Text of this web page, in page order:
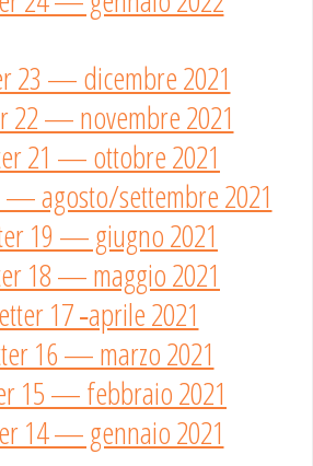
23 — dicembre 2021
22 — novembre 2021
21 — ottobre 2021
— agosto/settembre 2021
19 — giugno 2021
18 — maggio 2021
17 ‑aprile 2021
16 — marzo 2021
15 — febbraio 2021
14 — gennaio 2021